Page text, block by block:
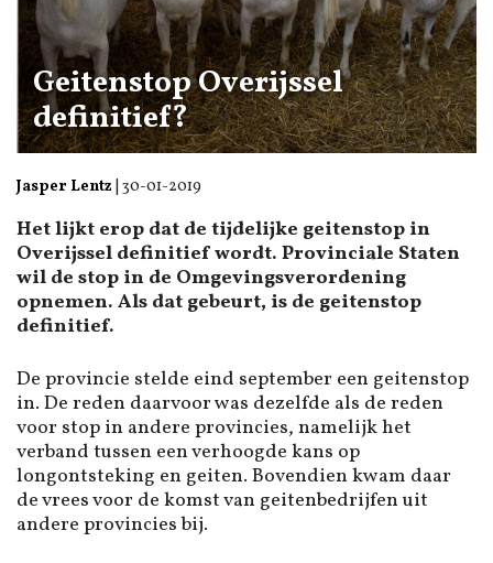
Geitenstop Overijssel
definitief?
Jasper Lentz 30-01-2019
Het lijkt erop dat de tijdelijke geitenstop in
Overijssel definitief wordt. Provinciale Staten
wil de stop in de Omgevingsverordening
opnemen. Als dat gebeurt, is de geitenstop
definitief.
De provincie stelde eind september een geitenstop
in. De reden daarvoor was dezelfde als de reden
voor stop in andere provincies, namelijk het
verband tussen een verhoogde kans op
longontsteking en geiten. Bovendien kwam daar
de vrees voor de komst van geitenbedrijfen uit
andere provincies bij.